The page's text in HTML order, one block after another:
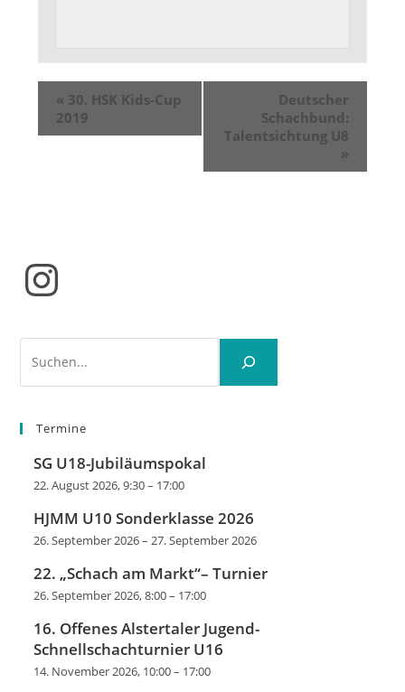
« 30. HSK Kids-Cup
2019
Deutscher
Schachbund:
Talentsichtung U8
»
Instagram
Termine
SG U18-Jubiläumspokal
22. August 2026, 9:30– 17:00
HJMM U10 Sonderklasse 2026
26. September 2026–27. September 2026
22. „Schach am Markt“– Turnier
26. September 2026, 8:00– 17:00
16. Offenes Alstertaler Jugend-
Schnellschachturnier U16
14. November 2026, 10:00– 17:00